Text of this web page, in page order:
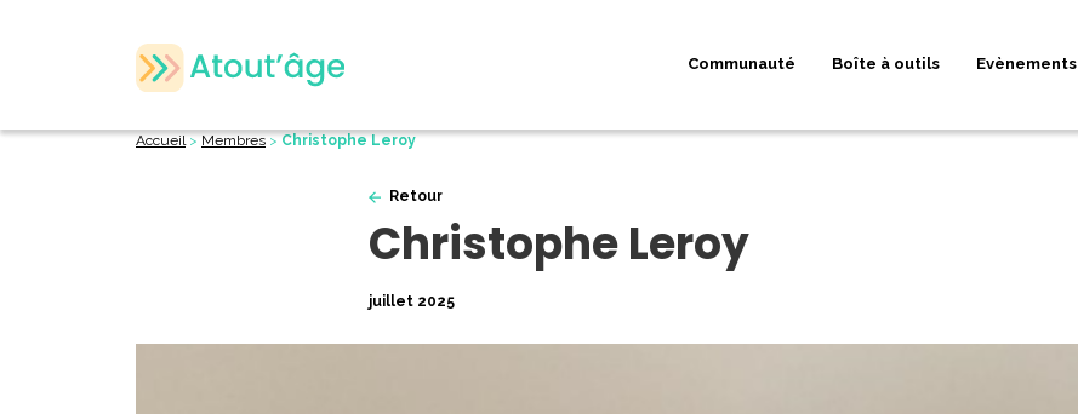
Communauté Boîte à outils Evènements
Accueil> Membres > Christophe Leroy
Retour
Christophe Leroy
juillet 2025